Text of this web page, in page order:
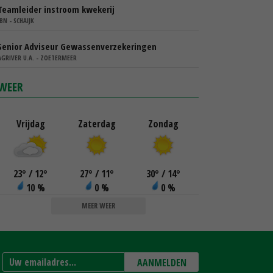
instroom kwekerij
- SCHAIJK
Adviseur Gewassenverzekeringen
U.A. - ZOETERMEER
Vrijdag
23° / 12°
10 %
Zaterdag
27° / 11°
0 %
Zondag
30° / 14°
0 %
MEER WEER
AANMELDEN